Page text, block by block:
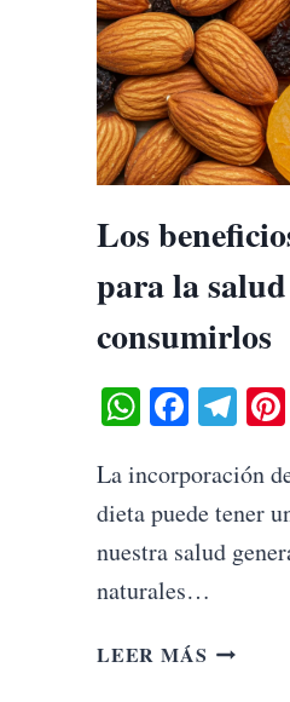
Los
para la
consumirlos
La incorporación
dieta puede tener
nuestra salud
naturales…
LEER MÁS LOS